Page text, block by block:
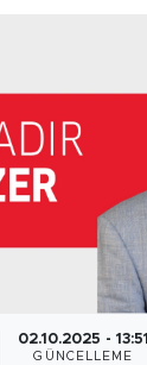
02.10.2025 - 13:51
GÜNCELLEME